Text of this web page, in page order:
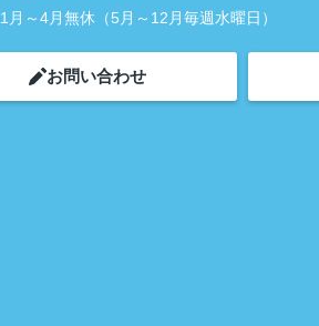
1月～4月無休（5月～12月毎週水曜日）
お問い合わせ